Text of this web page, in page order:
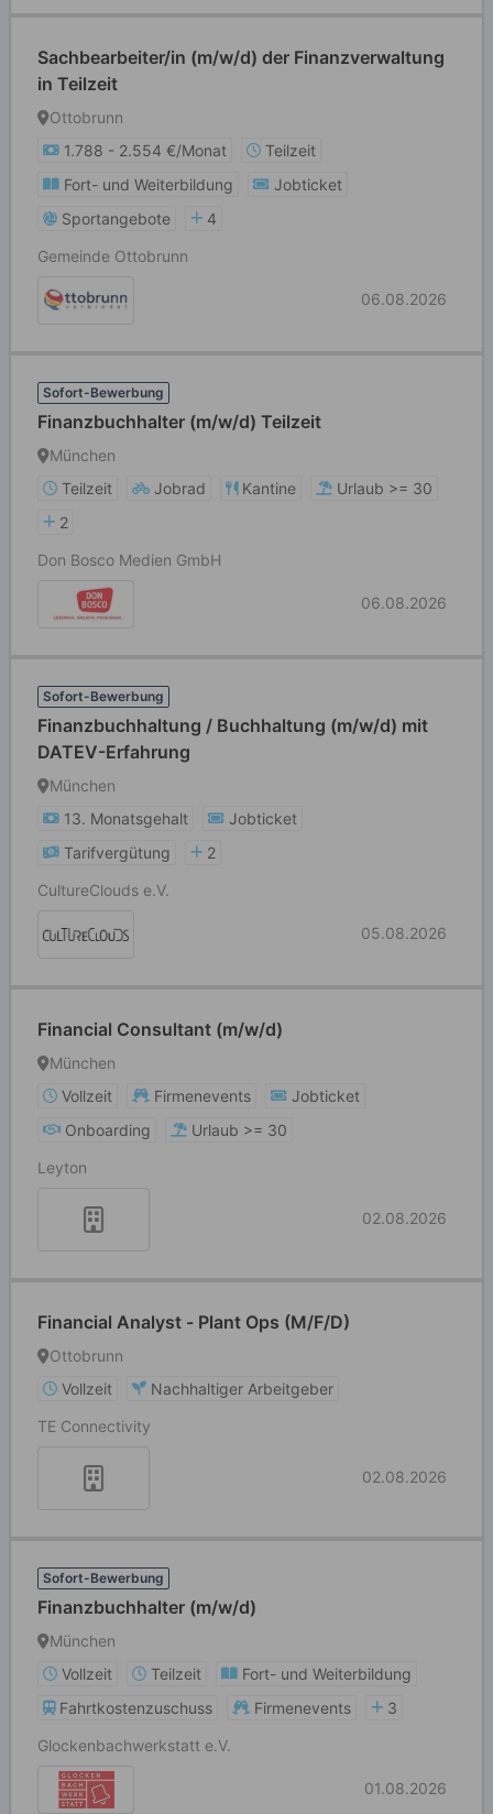
Sachbearbeiter/in (m/w/d) der Finanzverwaltung
in Teilzeit
Ottobrunn
1.788 - 2.554 €/Monat
Teilzeit
Fort- und Weiterbildung
Jobticket
Sportangebote
4
Gemeinde Ottobrunn
06.08.2026
Sofort-Bewerbung
Finanzbuchhalter (m/w/d) Teilzeit
München
Teilzeit
Jobrad Kantine
Urlaub >= 30
2
Don Bosco Medien GmbH
06.08.2026
Sofort-Bewerbung
Finanzbuchhaltung / Buchhaltung (m/w/d) mit
DATEV-Erfahrung
München
13. Monatsgehalt
Jobticket
Tarifvergütung
2
CultureClouds e.V.
05.08.2026
Financial Consultant (m/w/d)
München
Vollzeit
Firmenevents
Jobticket
Onboarding
Urlaub >= 30
Leyton
02.08.2026
Financial Analyst - Plant Ops (M/F/D)
Ottobrunn
Vollzeit
Nachhaltiger Arbeitgeber
TE Connectivity
02.08.2026
Sofort-Bewerbung
Finanzbuchhalter (m/w/d)
München
Vollzeit
Teilzeit
Fort- und Weiterbildung
Fahrtkostenzuschuss
Firmenevents
3
Glockenbachwerkstatt e.V.
01.08.2026